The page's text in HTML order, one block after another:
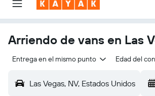
Arriendo de vans en Las
Entrega en el mismo punto Edad del
Las Vegas, NV, Estados Unidos